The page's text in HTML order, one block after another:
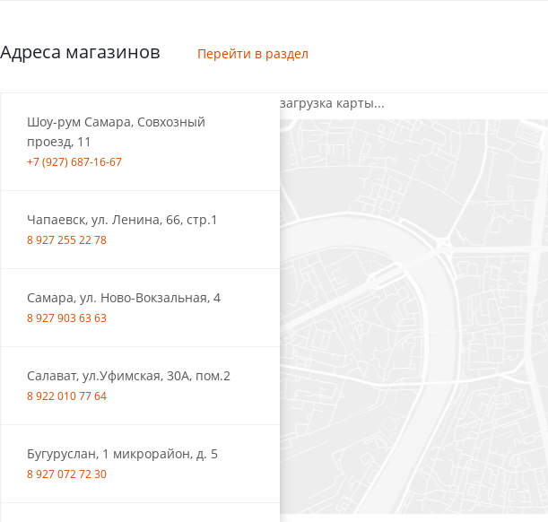
Адреса магазинов Перейти в раздел
Шоу-рум Самара, Совхозный
проезд, 11
+7 (927) 687-16-67
Чапаевск, ул. Ленина, 66, стр.1
8 927 255 22 78
Самара, ул. Ново-Вокзальная, 4
8 927 903 63 63
Салават, ул.Уфимская, 30А, пом.2
8 922 010 77 64
Бугуруслан, 1 микрорайон, д. 5
8 927 072 72 30
загрузка карты...